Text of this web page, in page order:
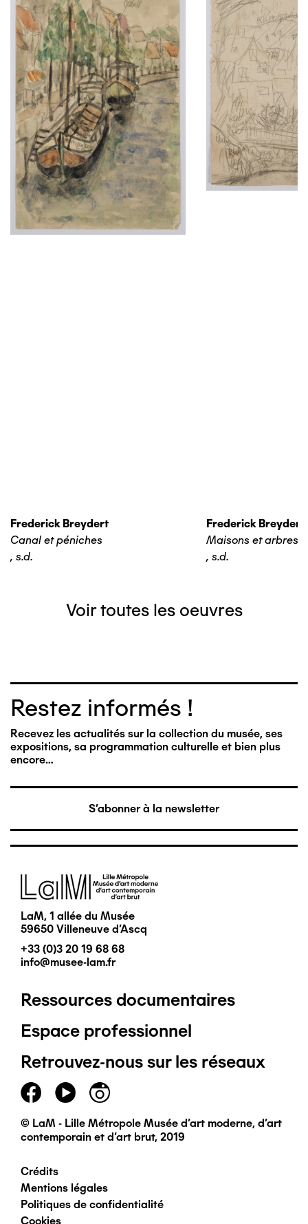
Frederick Breydert
Canal et péniches
, s.d.
Frederick Breydert
Maisons et arbres
, s.d.
Voir toutes les oeuvres
Restez informés !
Recevez les actualités sur la collection du musée, ses
expositions, sa programmation culturelle et bien plus
encore…
S'abonner à la newsletter
Image
LaM, 1 allée du Musée
59650 Villeneuve d'Ascq
+33 (0)3 20 19 68 68
info@musee-lam.fr
Pied
de
page
principal
Ressources documentaires
Espace professionnel
Retrouvez-nous sur les réseaux
© LaM - Lille Métropole Musée d'art moderne, d'art
contemporain et d'art brut, 2019
Pied
de
Crédits
Mentions légales
Politiques de confidentialité
Cookies